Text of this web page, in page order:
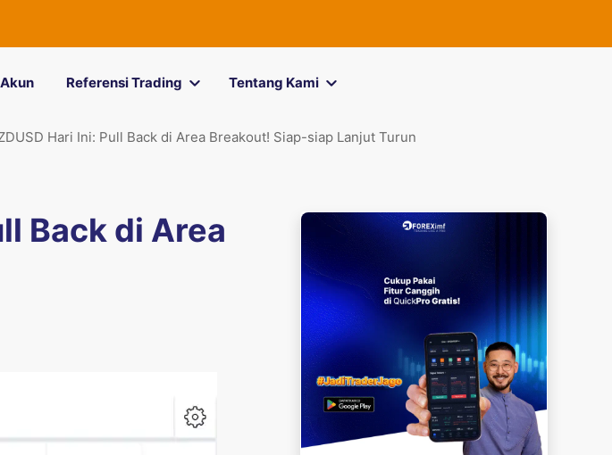
Referensi Trading Tentang Kami
Hari Ini: Pull Back di Area Breakout! Siap-siap Lanjut Turun
Back di Area